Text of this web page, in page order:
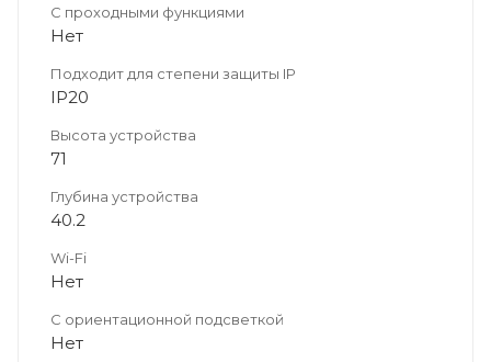
С проходными функциями
Нет
Подходит для степени защиты IP
IP20
Высота устройства
71
Глубина устройства
40.2
Wi-Fi
Нет
С ориентационной подсветкой
Нет